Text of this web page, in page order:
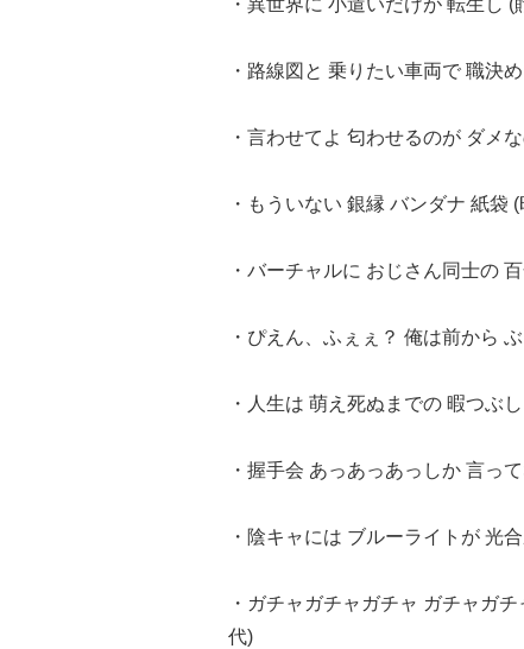
・異世界に 小遣いだけが 転生し
・路線図と 乗りたい車両で 職決
・言わせてよ 匂わせるのが ダメ
・もういない 銀縁 バンダナ 紙袋
・バーチャルに おじさん同士の
・ぴえん、ふぇぇ？ 俺は前から
・人生は 萌え死ぬまでの 暇つぶ
・握手会 あっあっあっしか 言っ
・陰キャには ブルーライトが 光
・ガチャガチャガチャ ガチャガ
代)